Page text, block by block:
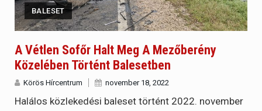
BALESET
A Vétlen Sofőr Halt Meg A Mezőberény
Közelében Történt Balesetben
Körös Hírcentrum november 18, 2022
Halálos közlekedési baleset történt 2022. november